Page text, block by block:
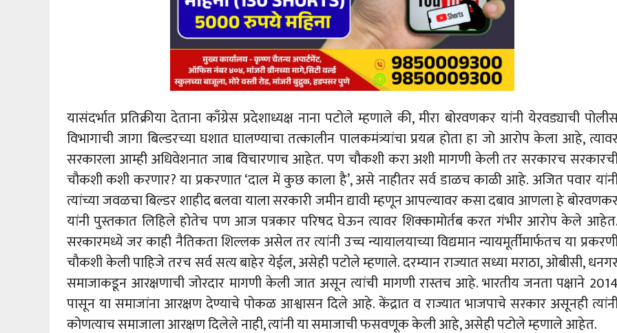
यासंदर्भात प्रतिक्रीया देताना काँग्रेस प्रदेशाध्यक्ष नाना पटोले म्हणाले की, मीरा बोरवणकर यांनी येरवड्याची
विभागाची जागा बिल्डरच्या घशात घालण्याचा तत्कालीन पालकमंत्र्यांचा प्रयत्न होता हा जो आरोप केला आहे,
सरकारला आम्ही अधिवेशनात जाब विचारणाच आहेत. पण चौकशी करा अशी मागणी केली तर सरकारच
चौकशी कशी करणार? या प्रकरणात ‘दाल में कुछ काला है’, असे नाहीतर सर्व डाळच काळी आहे. अजित पवार
त्यांच्या जवळचा बिल्डर शाहीद बलवा याला सरकारी जमीन द्यावी म्हणून आपल्यावर कसा दबाव आणला हे
यांनी पुस्तकात लिहिले होतेच पण आज पत्रकार परिषद घेऊन त्यावर शिक्कामोर्तब करत गंभीर आरोप केले
सरकारमध्ये जर काही नैतिकता शिल्लक असेल तर त्यांनी उच्च न्यायालयाच्या विद्यमान न्यायमूर्तीमार्फतच या
चौकशी केली पाहिजे तरच सर्व सत्य बाहेर येईल, असेही पटोले म्हणाले. दरम्यान राज्यात सध्या मराठा, ओबीसी,
समाजाकडून आरक्षणाची जोरदार मागणी केली जात असून त्यांची मागणी रास्तच आहे. भारतीय जनता पक्षाने
पासून या समाजांना आरक्षण देण्याचे पोकळ आश्वासन दिले आहे. केंद्रात व राज्यात भाजपाचे सरकार असूनही
कोणत्याच समाजाला आरक्षण दिलेले नाही, त्यांनी या समाजाची फसवणूक केली आहे, असेही पटोले म्हणाले आहेत.